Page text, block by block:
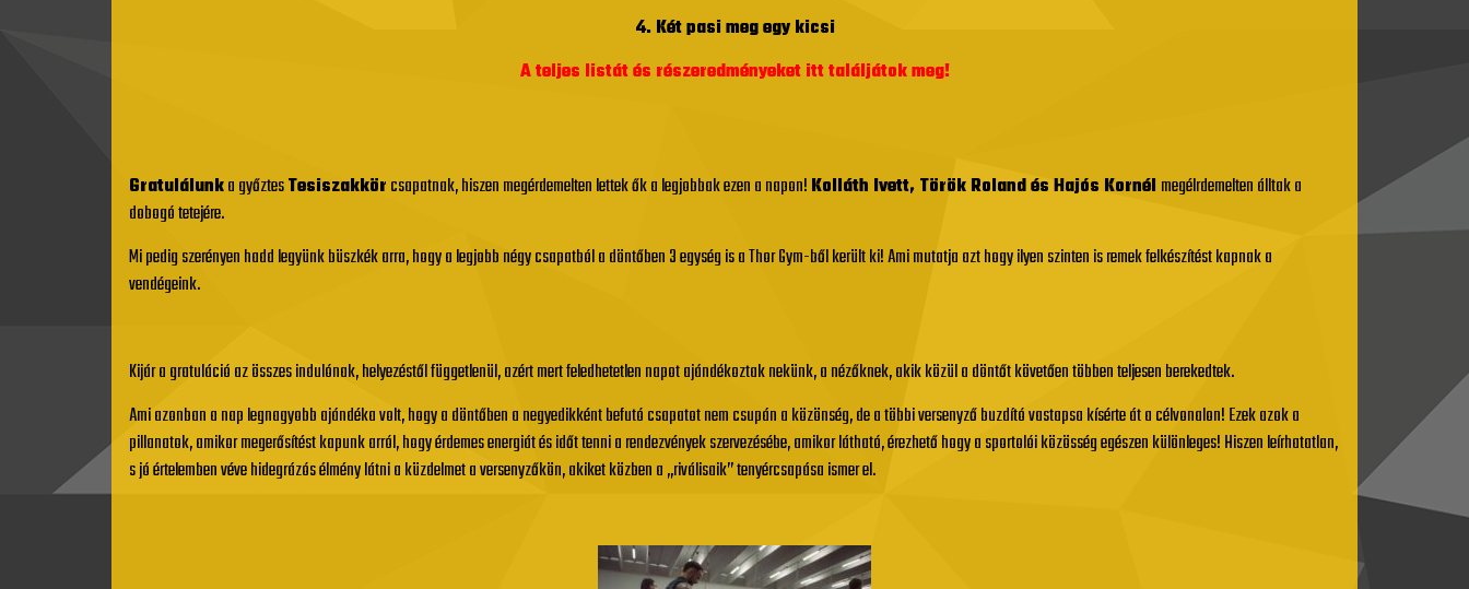
4. Két pasi meg egy kicsi
A teljes listát és részeredményeket itt találjátok meg!
Gratulálunka győztesTesiszakkörcsapatnak, hiszen megérdemelten lettek ők a legjobbak ezen a napon!Kolláth Ivett, Török Roland és Hajós Kornél megélrdemelten álltak a
dobogó tetejére.
Mi pedig szerényen hadd legyünk büszkék arra, hogy a legjobb négy csapatból a döntőben 3 egység is a Thor Gym-ből került ki! Ami mutatja azt hogy ilyen szinten is remek felkészítést kapnak a
vendégeink.
Kijár a gratuláció az összes indulónak, helyezéstől függetlenül, azért mert feledhetetlen napot ajándékoztak nekünk, a nézőknek, akik közül a döntőt követően többen teljesen berekedtek.
Ami azonban a nap legnagyobb ajándéka volt, hogy a döntőben a negyedikként befutó csapatot nem csupán a közönség, de a többi versenyző buzdító vastapsa kísérte át a célvonalon! Ezek azok a
pillanatok, amikor megerősítést kapunk arról, hogy érdemes energiát és időt tenni a rendezvények szervezésébe, amikor látható, érezhető hogy a sportolói közösség egészen különleges! Hiszen leírhatatlan,
s jó értelemben véve hidegrázós élmény látni a küzdelmet a versenyzőkön, akiket közben a „riválisaik” tenyércsapása ismer el.